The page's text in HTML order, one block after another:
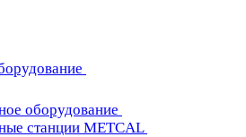
оборудование
станции METCAL